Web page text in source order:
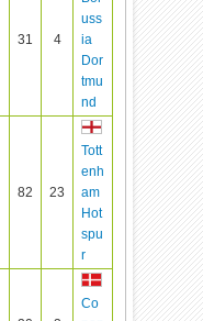
31 4
uss
ia
Dor
tmu
nd
82 23
Tott
enh
am
Hot
spu
r
Co